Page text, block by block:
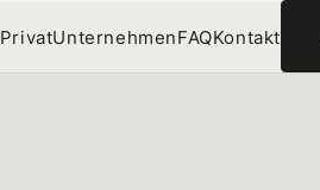
PrivatUnternehmenFAQKontakt